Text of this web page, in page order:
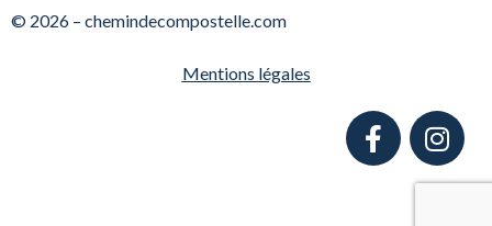
© 2026 – chemindecompostelle.com
Mentions légales